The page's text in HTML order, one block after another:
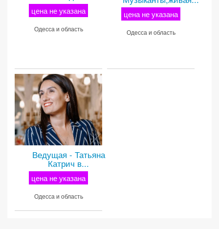
цена не указана
Одесса и область
цена не указана
Одесса и область
Ведущая - Татьяна
Катрич в...
цена не указана
Одесса и область